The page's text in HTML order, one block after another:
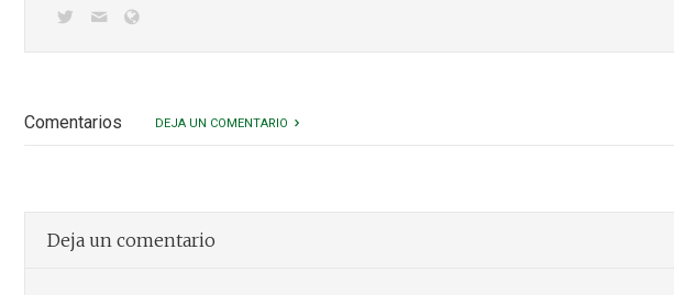
Comentarios DEJA UN COMENTARIO
Deja un comentario